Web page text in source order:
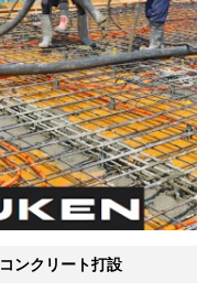
コンクリート打設